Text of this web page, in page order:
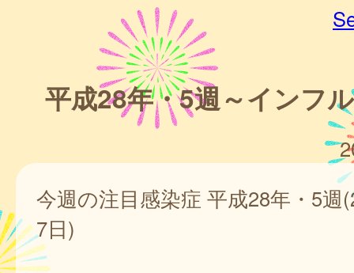
平成28年・5週～インフ
今週の注目感染症 平成28年・5週
7日)